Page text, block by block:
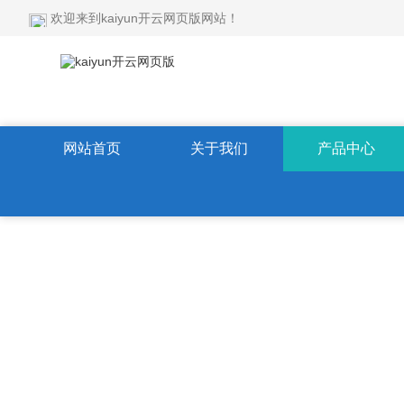
欢迎来到kaiyun开云网页版网站！
网站首页 关于我们 产品中心